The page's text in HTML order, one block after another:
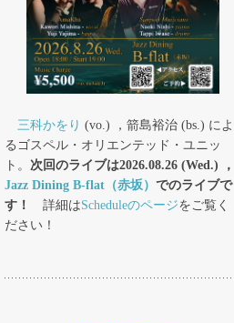
三科かをり (vo.) ，箭島裕治 (bs.) によ
るゴスペル・オリエンテッド・ユニッ
ト。 次回のライブは2026.08.26 (Wed.) ，
Jazz Dining B-flat（赤坂） でのライブで
す！
詳細はScheduleのページをご覧く
ださい！